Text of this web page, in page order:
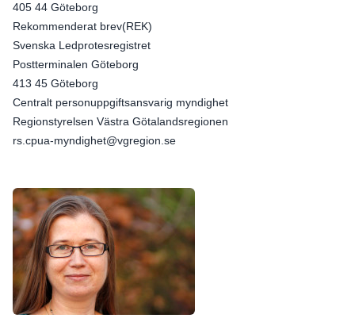
405 44 Göteborg
Rekommenderat brev(REK)
Svenska Ledprotesregistret
Postterminalen Göteborg
413 45 Göteborg
Centralt personuppgiftsansvarig myndighet
Regionstyrelsen Västra Götalandsregionen
rs.cpua-myndighet@vgregion.se